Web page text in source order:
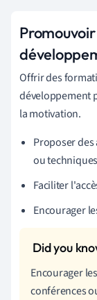
Offrir des
développement
la motivation.
Proposer
ou
Faciliter
Encourager
Encourager
conférences